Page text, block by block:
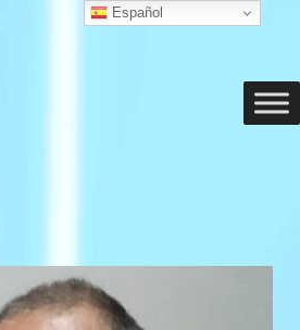
Español